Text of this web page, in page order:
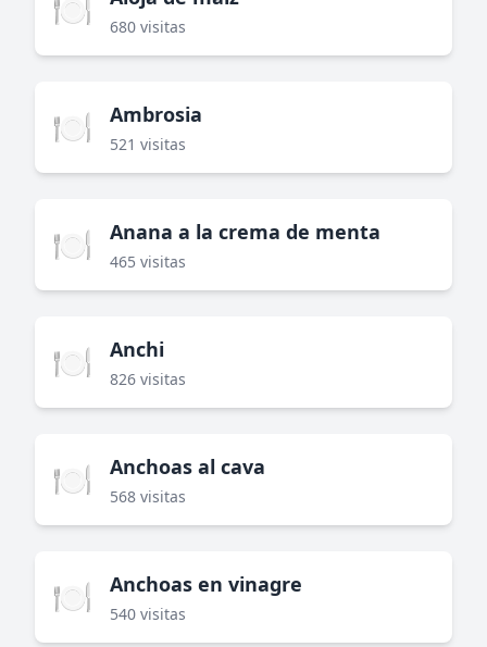
🍽️ 680 visitas
🍽️ Ambrosia
521 visitas
🍽️ Anana a la crema de menta
465 visitas
🍽️ Anchi
826 visitas
🍽️ Anchoas al cava
568 visitas
🍽️ Anchoas en vinagre
540 visitas